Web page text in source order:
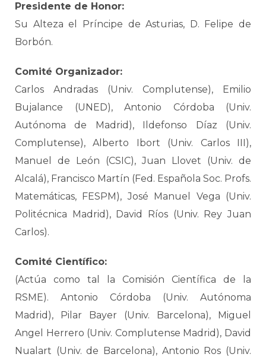
Presidente de Honor:
Su Alteza el Príncipe de Asturias, D. Felipe de
Borbón.
Comité Organizador:
Carlos Andradas (Univ. Complutense), Emilio
Bujalance (UNED), Antonio Córdoba (Univ.
Autónoma de Madrid), Ildefonso Díaz (Univ.
Complutense), Alberto Ibort (Univ. Carlos III),
Manuel de León (CSIC), Juan Llovet (Univ. de
Alcalá), Francisco Martín (Fed. Española Soc. Profs.
Matemáticas, FESPM), José Manuel Vega (Univ.
Politécnica Madrid), David Ríos (Univ. Rey Juan
Carlos).
Comité Científico:
(Actúa como tal la Comisión Científica de la
RSME). Antonio Córdoba (Univ. Autónoma
Madrid), Pilar Bayer (Univ. Barcelona), Miguel
Angel Herrero (Univ. Complutense Madrid), David
Nualart (Univ. de Barcelona), Antonio Ros (Univ.